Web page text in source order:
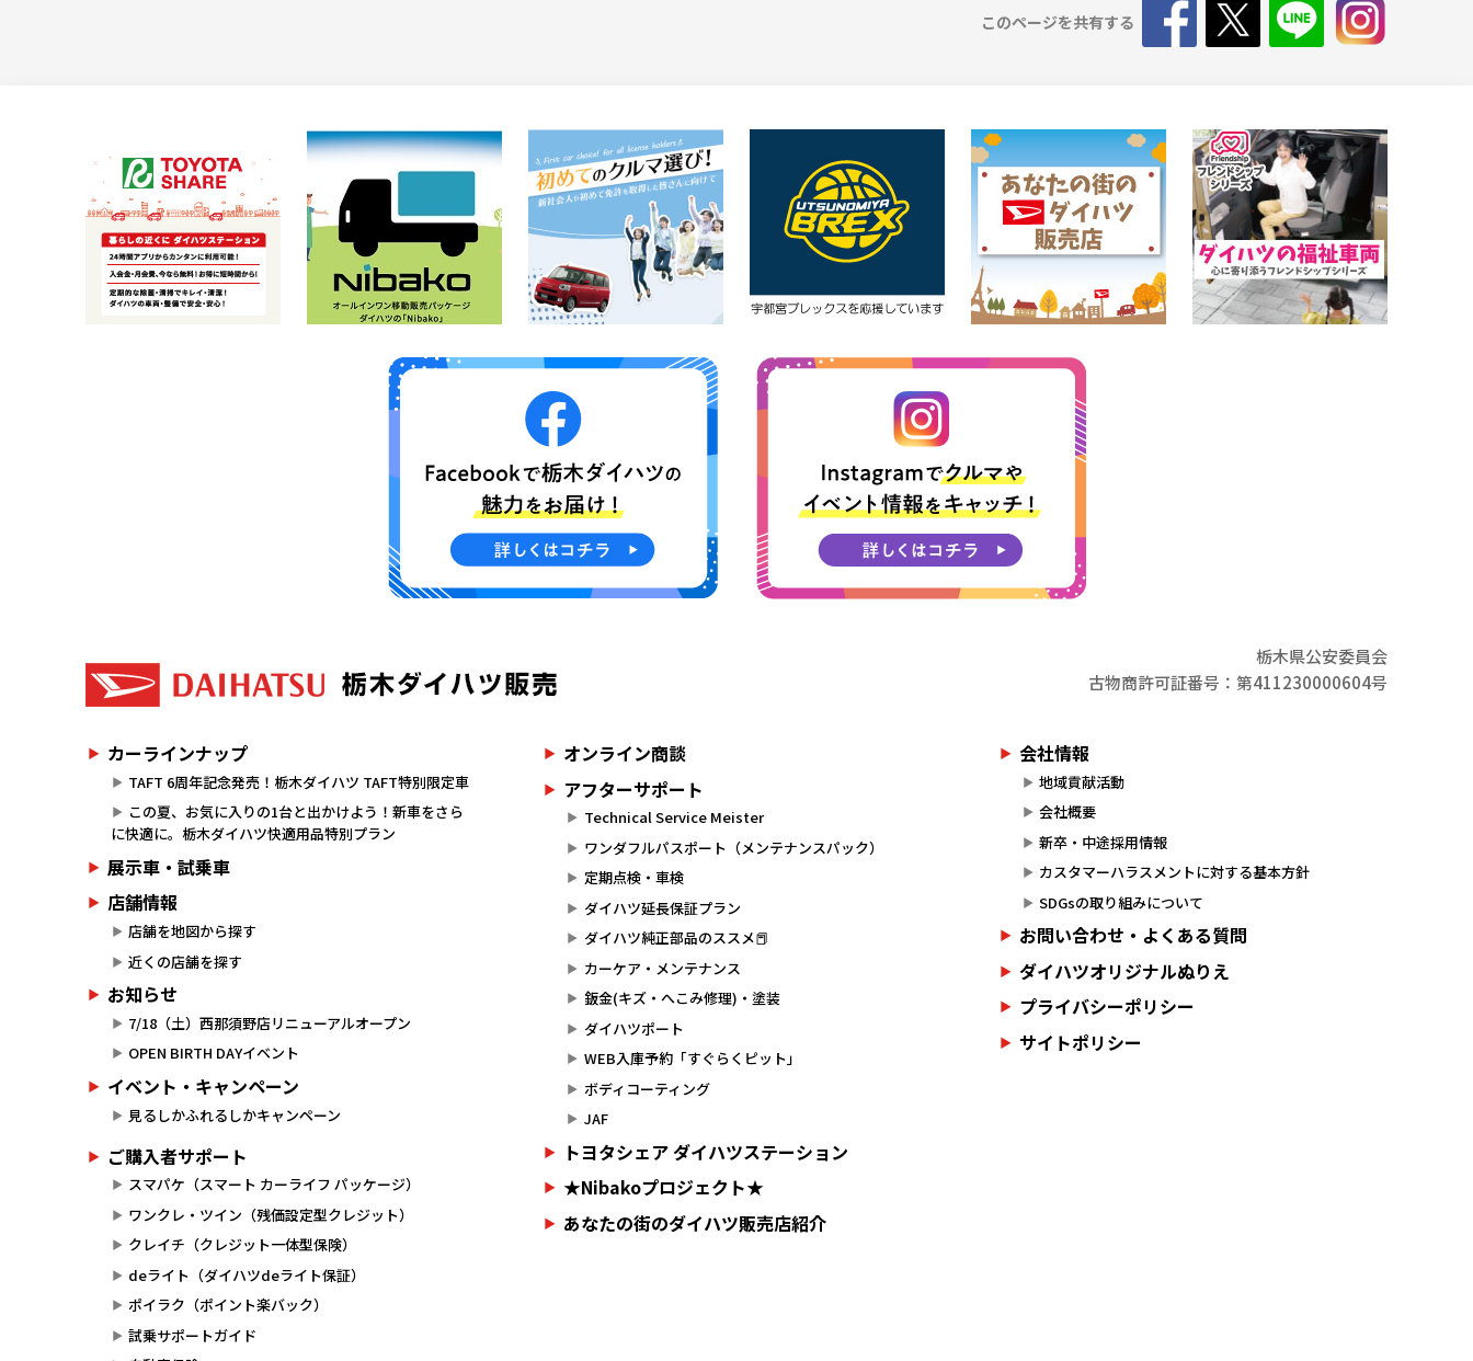
このページを共有する
栃木県公安委員会
古物商許可証番号：第411230000604号
カーラインナップ
TAFT 6周年記念発売！栃木ダイハツ TAFT特別限定車
この夏、お気に入りの1台と出かけよう！新車をさら
に快適に。栃木ダイハツ快適用品特別プラン
展示車・試乗車
店舗情報
店舗を地図から探す
近くの店舗を探す
お知らせ
7/18（土）西那須野店リニューアルオープン
OPEN BIRTH DAYイベント
イベント・キャンペーン
見るしかふれるしかキャンペーン
ご購入者サポート
スマパケ（スマート カーライフ パッケージ）
ワンクレ・ツイン（残価設定型クレジット）
クレイチ（クレジット一体型保険）
deライト（ダイハツdeライト保証）
ポイラク（ポイント楽バック）
試乗サポートガイド
オンライン商談
アフターサポート
Technical Service Meister
ワンダフルパスポート（メンテナンスパック）
定期点検・車検
ダイハツ延長保証プラン
ダイハツ純正部品のススメ📕
カーケア・メンテナンス
鈑金(キズ・へこみ修理)・塗装
ダイハツポート
WEB入庫予約「すぐらくピット」
ボディコーティング
JAF
トヨタシェア ダイハツステーション
★Nibakoプロジェクト★
あなたの街のダイハツ販売店紹介
会社情報
地域貢献活動
会社概要
新卒・中途採用情報
カスタマーハラスメントに対する基本方針
SDGsの取り組みについて
お問い合わせ・よくある質問
ダイハツオリジナルぬりえ
プライバシーポリシー
サイトポリシー